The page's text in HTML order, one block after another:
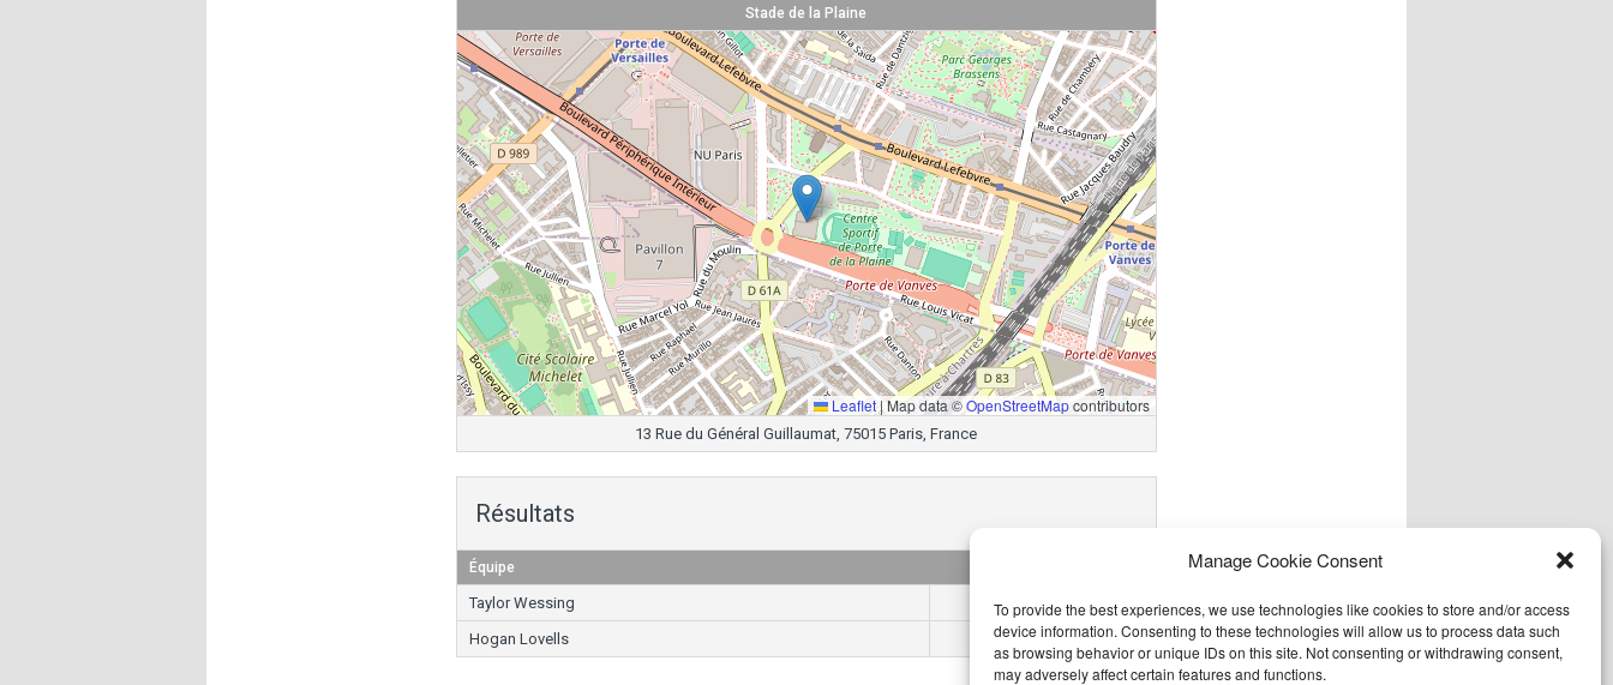
Manage Cookie Consent
To provide the best experiences, we use technologies like cookies to store and/or access
device information. Consenting to these technologies will allow us to process data such
as browsing behavior or unique IDs on this site. Not consenting or withdrawing consent,
may adversely affect certain features and functions.
Stade de la Plaine
Leaflet|Map data ©OpenStreetMapcontributors
13 Rue du Général Guillaumat, 75015 Paris, France
Résultats
Équipe
Taylor Wessing
2
Hogan Lovells
1